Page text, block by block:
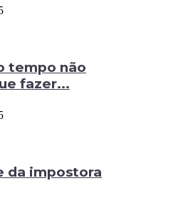
tempo não
fazer...
da impostora